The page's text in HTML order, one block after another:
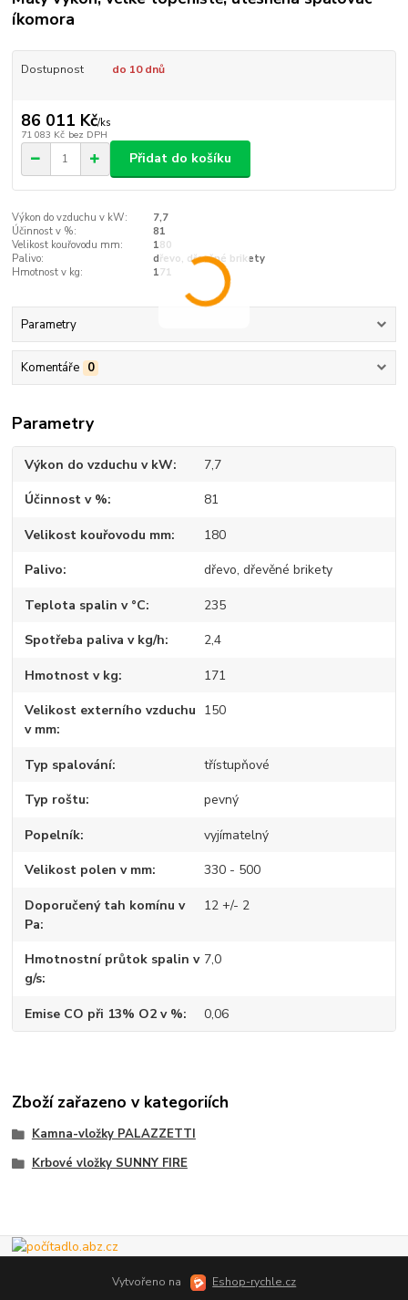
íkomora
Dostupnost do 10 dnů
86 011 Kč/ks
71 083 Kč bez DPH
Přidat do košíku
Výkon do vzduchu v kW:
7,7
Účinnost v %:
81
Velikost kouřovodu mm:
180
Palivo:
dřevo, dřevěné brikety
Hmotnost v kg:
171
Parametry
Komentáře 0
Parametry
Výkon do vzduchu v kW 7,7
Účinnost v % 81
Velikost kouřovodu mm 180
Palivo dřevo, dřevěné brikety
Teplota spalin v °C 235
Spotřeba paliva v kg/h 2,4
Hmotnost v kg 171
Velikost externího vzduchu
v mm
150
Typ spalování třístupňové
Typ roštu pevný
Popelník vyjímatelný
Velikost polen v mm 330 - 500
Doporučený tah komínu v
Pa
12 +/- 2
Hmotnostní průtok spalin v
g/s
7,0
Emise CO při 13% O2 v % 0,06
Zboží zařazeno v kategoriích
Kamna-vložky PALAZZETTI
Krbové vložky SUNNY FIRE
Vytvořeno na Eshop-rychle.cz